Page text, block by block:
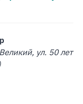
ул. 50 лет